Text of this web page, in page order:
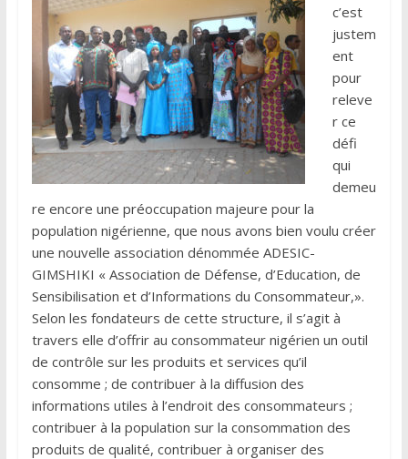
c’est
justem
ent
pour
releve
r ce
défi
qui
demeu
re encore une préoccupation majeure pour la
population nigérienne, que nous avons bien voulu créer
une nouvelle association dénommée ADESIC-
GIMSHIKI « Association de Défense, d’Education, de
Sensibilisation et d’Informations du Consommateur,».
Selon les fondateurs de cette structure, il s’agit à
travers elle d’offrir au consommateur nigérien un outil
de contrôle sur les produits et services qu’il
consomme ; de contribuer à la diffusion des
informations utiles à l’endroit des consommateurs ;
contribuer à la population sur la consommation des
produits de qualité, contribuer à organiser des